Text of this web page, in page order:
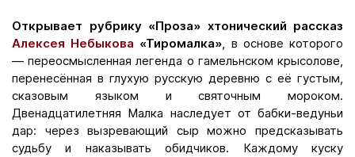
Открывает рубрику «Проза» хтонический рассказ
Алексея Небыкова «Тиромалка», в основе которого
— переосмысленная легенда о гамельнском крысолове,
перенесённая в глухую русскую деревню с её густым,
сказовым языком и святочным мороком.
Двенадцатилетняя Малка наследует от бабки-ведуньи
дар: через вызревающий сыр можно предсказывать
судьбу и наказывать обидчиков. Каждому куску